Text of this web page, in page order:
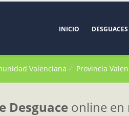
INICIO
Valenciana Provincia
Desguace online en